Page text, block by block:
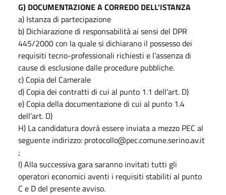
G) DOCUMENTAZIONE A CORREDO DELL’ISTANZA
a) Istanza di partecipazione
b) Dichiarazione di responsabilità ai sensi del DPR
445/2000 con la quale si dichiarano il possesso dei
requisiti tecno-professionali richiesti e l’assenza di
cause di esclusione dalle procedure pubbliche.
c) Copia del Camerale
d) Copia dei contratti di cui al punto 1.1 dell’art. D)
e) Copia della documentazione di cui al punto 1.4
dell’art. D)
H) La candidatura dovrà essere inviata a mezzo PEC al
seguente indirizzo: protocollo@pec.comune.serino.av.it
;
I) Alla successiva gara saranno invitati tutti gli
operatori economici aventi i requisiti stabiliti al punto
C e D del presente avviso.